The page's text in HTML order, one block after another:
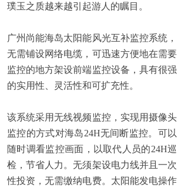
璞玉之质越来越引起游人的瞩目。
广州尚能海岛太阳能风光互补监控系统，
无需铺设网络电缆，可迅速方便地在需要
监控的地方架设前端监控设备，具有很强
的实用性、灵活性和可扩充性。
该系统采用无线视频监控，实现用摄像头
监控的方式对海岛24H无间断监控。可以
随时调看监控画面，以取代人员的24H巡
检，节省人力。无须架设电力线并且一次
性投资，无需缴纳电费。太阳能发电操作